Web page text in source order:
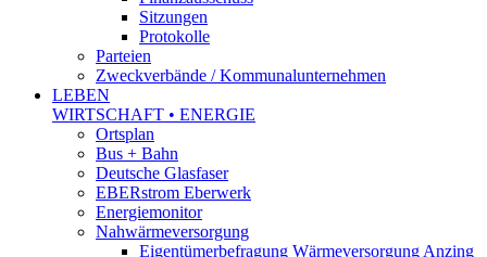
Sitzungen
Protokolle
Parteien
Zweckverbände / Kommunalunternehmen
LEBEN
WIRTSCHAFT • ENERGIE
Ortsplan
Bus + Bahn
Deutsche Glasfaser
EBERstrom Eberwerk
Energiemonitor
Nahwärmeversorgung
Eigentümerbefragung Wärmeversorgung Anzing